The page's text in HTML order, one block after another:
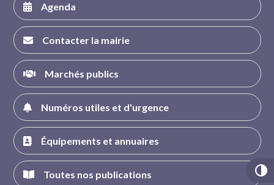
Agenda
Contacter la mairie
Marchés publics
Numéros utiles et d'urgence
Équipements et annuaires
Toutes nos publications